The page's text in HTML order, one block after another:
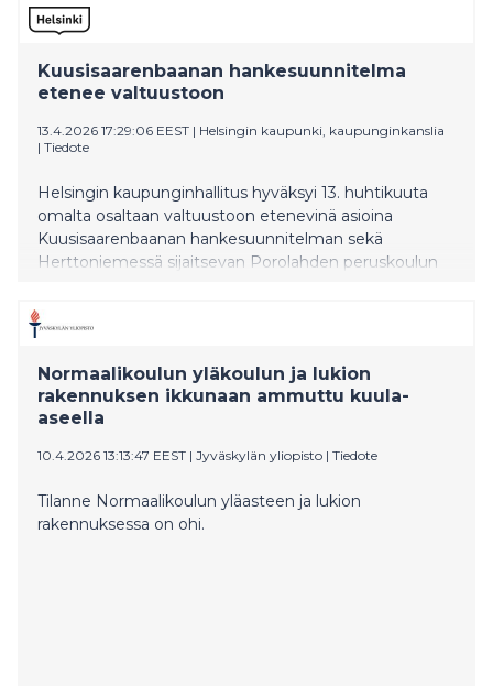
Kuusisaarenbaanan hankesuunnitelma
etenee valtuustoon
13.4.2026 17:29:06 EEST | Helsingin kaupunki, kaupunginkanslia
| Tiedote
Helsingin kaupunginhallitus hyväksyi 13. huhtikuuta
omalta osaltaan valtuustoon etenevinä asioina
Kuusisaarenbaanan hankesuunnitelman sekä
Herttoniemessä sijaitsevan Porolahden peruskoulun
huhtikuuta.
Normaalikoulun yläkoulun ja lukion
rakennuksen ikkunaan ammuttu kuula-
aseella
10.4.2026 13:13:47 EEST | Jyväskylän yliopisto | Tiedote
Tilanne Normaalikoulun yläasteen ja lukion
rakennuksessa on ohi.